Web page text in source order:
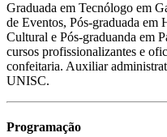
Graduada em Tecnólogo em
de Eventos, Pós-graduada em
Cultural e Pós-graduanda em
cursos profissionalizantes e
confeitaria. Auxiliar
UNISC.
Programação